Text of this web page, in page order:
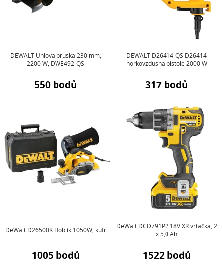
DEWALT Úhlová bruska 230 mm,
2200 W, DWE492-QS
550 bodů
DEWALT D26414-QS D26414
horkovzdušná pistole 2000 W
317 bodů
DeWalt D26500K Hoblík 1050W, kufr
1005 bodů
DeWalt DCD791P2 18V XR vrtačka, 2
x 5,0 Ah
1522 bodů